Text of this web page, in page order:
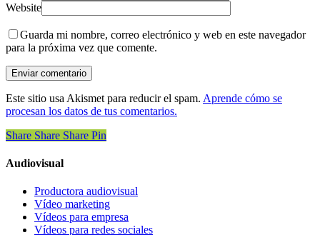
Website
Guarda mi nombre, correo electrónico y web en este navegador
para la próxima vez que comente.
Este sitio usa Akismet para reducir el spam. Aprende cómo se
procesan los datos de tus comentarios.
Share
Share Share Share Pin
Audiovisual
Productora audiovisual
Vídeo marketing
Vídeos para empresa
Vídeos para redes sociales